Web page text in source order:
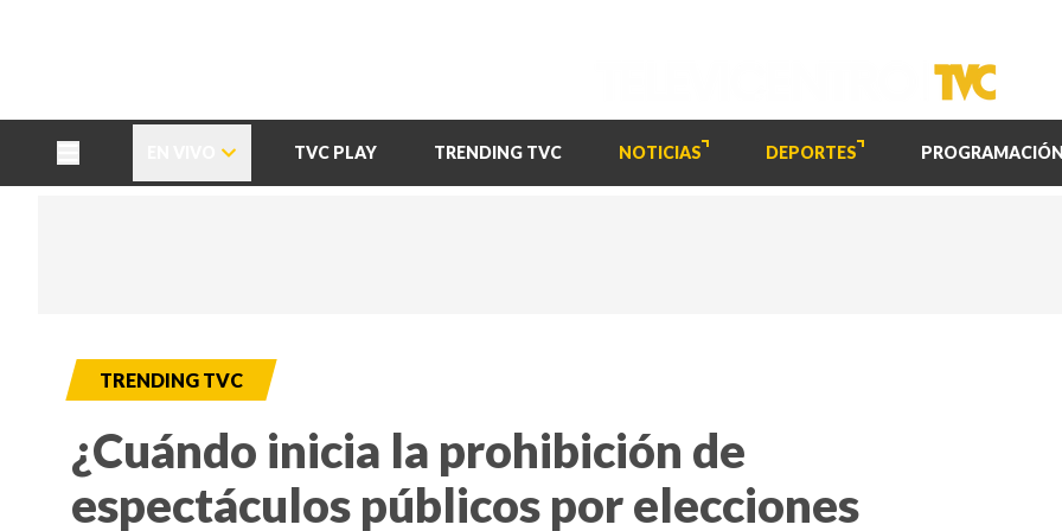
TVC PLAY TRENDING TVC NOTICIAS DEPORTES PROGRAMACIÓN
TRENDING TVC
¿Cuándo inicia la prohibición de
espectáculos públicos por elecciones